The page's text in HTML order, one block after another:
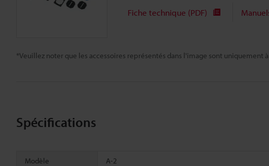
*Veuillez noter que les accessoires représentés dans l'image sont
Fiche technique (PDF)
Spécifications
Modèle A-2